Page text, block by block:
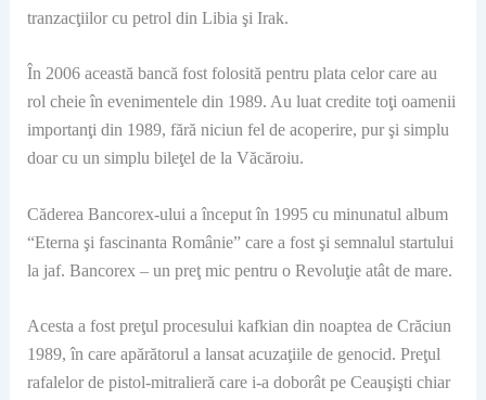
tranzacţiilor cu petrol din Libia şi Irak.
În 2006 această bancă fost folosită pentru plata celor care au
rol cheie în evenimentele din 1989. Au luat credite toţi oamenii
importanţi din 1989, fără niciun fel de acoperire, pur şi simplu
doar cu un simplu bileţel de la Văcăroiu.
Căderea Bancorex-ului a început în 1995 cu minunatul album
“Eterna şi fascinanta Românie” care a fost şi semnalul startului
la jaf. Bancorex – un preţ mic pentru o Revoluţie atât de mare.
Acesta a fost preţul procesului kafkian din noaptea de Crăciun
1989, în care apărătorul a lansat acuzaţiile de genocid. Preţul
rafalelor de pistol-mitralieră care i-a doborât pe Ceauşişti chiar